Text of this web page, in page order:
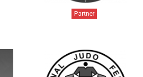
Partner